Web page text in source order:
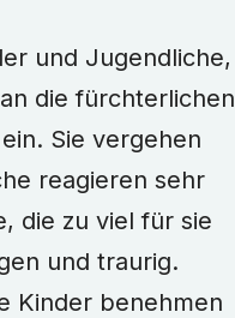
und Jugendliche,
die fürchterlichen
Sie vergehen
reagieren sehr
die zu viel für sie
und traurig.
Kinder benehmen